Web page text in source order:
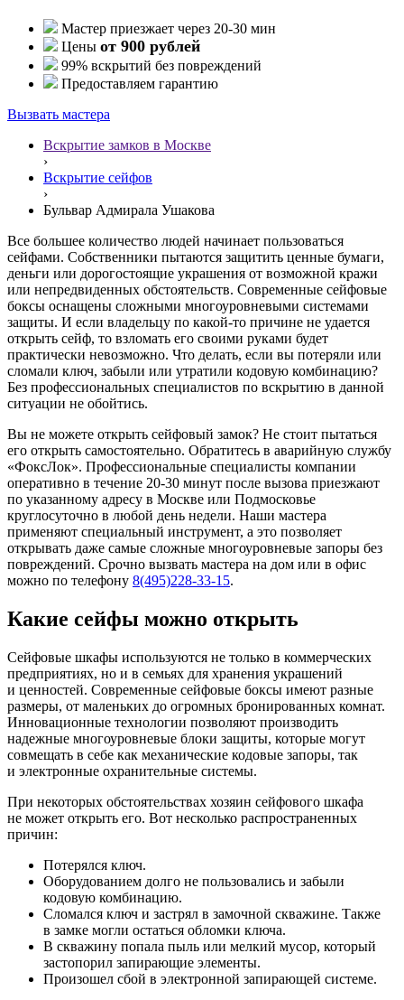
Мастер приезжает через 20-30 мин
Цены от 900 рублей
99% вскрытий без повреждений
Предоставляем гарантию
Вызвать мастера
Вскрытие замков в Москве
›
Вскрытие сейфов
›
Бульвар Адмирала Ушакова
Все большее количество людей начинает пользоваться
сейфами. Собственники пытаются защитить ценные бумаги,
деньги или дорогостоящие украшения от возможной кражи
или непредвиденных обстоятельств. Современные сейфовые
боксы оснащены сложными многоуровневыми системами
защиты. И если владельцу по какой-то причине не удается
открыть сейф, то взломать его своими руками будет
практически невозможно. Что делать, если вы потеряли или
сломали ключ, забыли или утратили кодовую комбинацию?
Без профессиональных специалистов по вскрытию в данной
ситуации не обойтись.
Вы не можете открыть сейфовый замок? Не стоит пытаться
его открыть самостоятельно. Обратитесь в аварийную службу
«ФоксЛок». Профессиональные специалисты компании
оперативно в течение 20-30 минут после вызова приезжают
по указанному адресу в Москве или Подмосковье
круглосуточно в любой день недели. Наши мастера
применяют специальный инструмент, а это позволяет
открывать даже самые сложные многоуровневые запоры без
повреждений. Срочно вызвать мастера на дом или в офис
можно по телефону 8(495)228-33-15.
Какие сейфы можно открыть
Сейфовые шкафы используются не только в коммерческих
предприятиях, но и в семьях для хранения украшений
и ценностей. Современные сейфовые боксы имеют разные
размеры, от маленьких до огромных бронированных комнат.
Инновационные технологии позволяют производить
надежные многоуровневые блоки защиты, которые могут
совмещать в себе как механические кодовые запоры, так
и электронные охранительные системы.
При некоторых обстоятельствах хозяин сейфового шкафа
не может открыть его. Вот несколько распространенных
причин:
Потерялся ключ.
Оборудованием долго не пользовались и забыли
кодовую комбинацию.
Сломался ключ и застрял в замочной скважине. Также
в замке могли остаться обломки ключа.
В скважину попала пыль или мелкий мусор, который
застопорил запирающие элементы.
Произошел сбой в электронной запирающей системе.